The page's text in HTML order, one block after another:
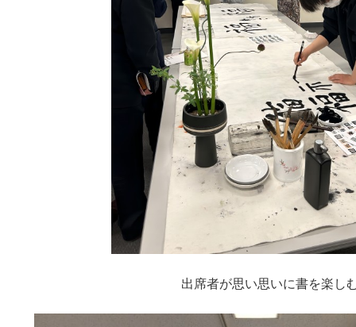
出席者が思い思いに書を楽し